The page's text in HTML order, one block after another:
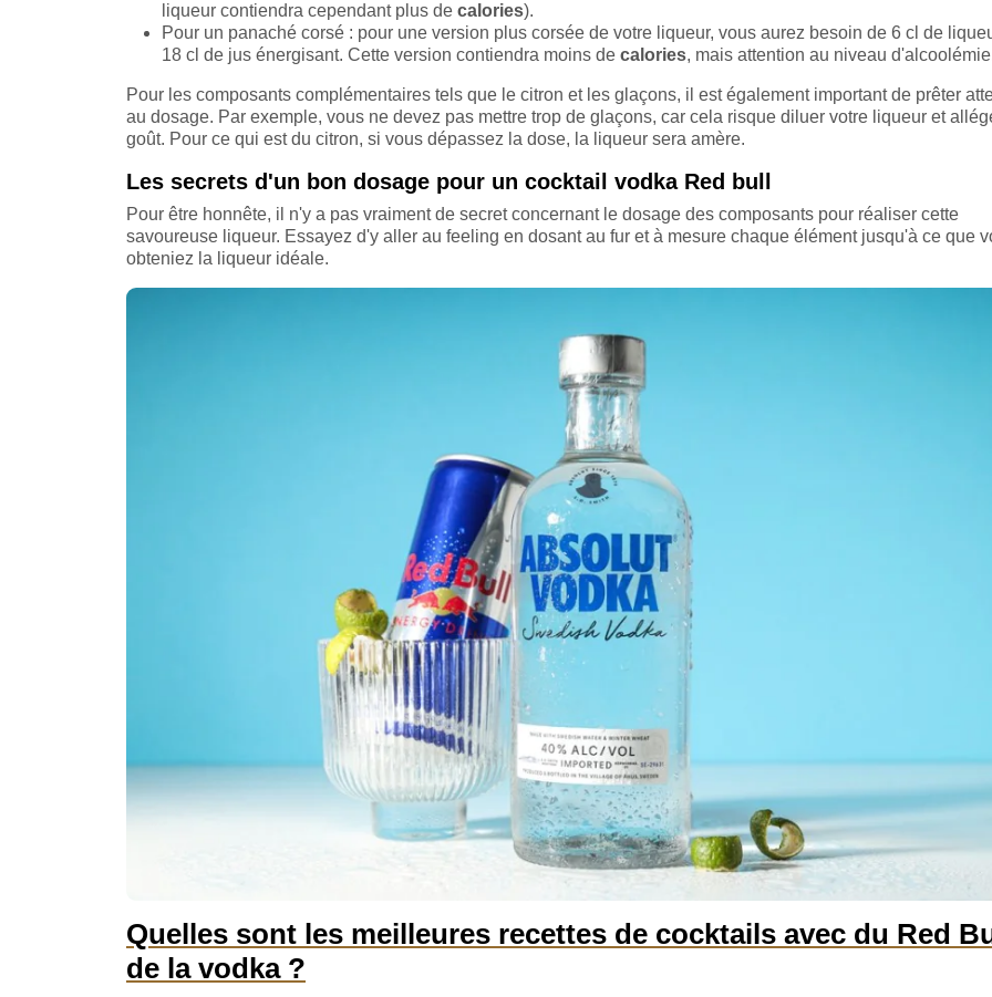
liqueur contiendra cependant plus de calories).
Pour un panaché corsé : pour une version plus corsée de votre liqueur, vous aurez besoin de 6 cl de
18 cl de jus énergisant. Cette version contiendra moins de calories, mais attention au niveau
Pour les composants complémentaires tels que le citron et les glaçons, il est également important de prêter
au dosage. Par exemple, vous ne devez pas mettre trop de glaçons, car cela risque diluer votre liqueur et
goût. Pour ce qui est du citron, si vous dépassez la dose, la liqueur sera amère.
Les secrets d'un bon dosage pour un cocktail vodka Red bull
Pour être honnête, il n'y a pas vraiment de secret concernant le dosage des composants pour réaliser cette
savoureuse liqueur. Essayez d'y aller au feeling en dosant au fur et à mesure chaque élément jusqu'à ce que
obteniez la liqueur idéale.
Quelles sont les meilleures recettes de cocktails avec du Red
de la vodka ?